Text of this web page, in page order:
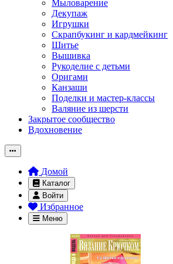
Мыловарение
Декупаж
Игрушки
Скрапбукинг и кардмейкинг
Шитье
Вышивка
Рукоделие с детьми
Оригами
Канзаши
Поделки и мастер-классы
Валяние из шерсти
Закрытое сообщество
Вдохновение
Домой
Каталог
Войти
Избранное
Меню